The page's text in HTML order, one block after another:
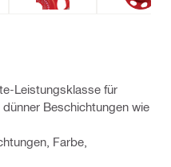
Leistungsklasse für
Beschichtungen wie
Farbe,